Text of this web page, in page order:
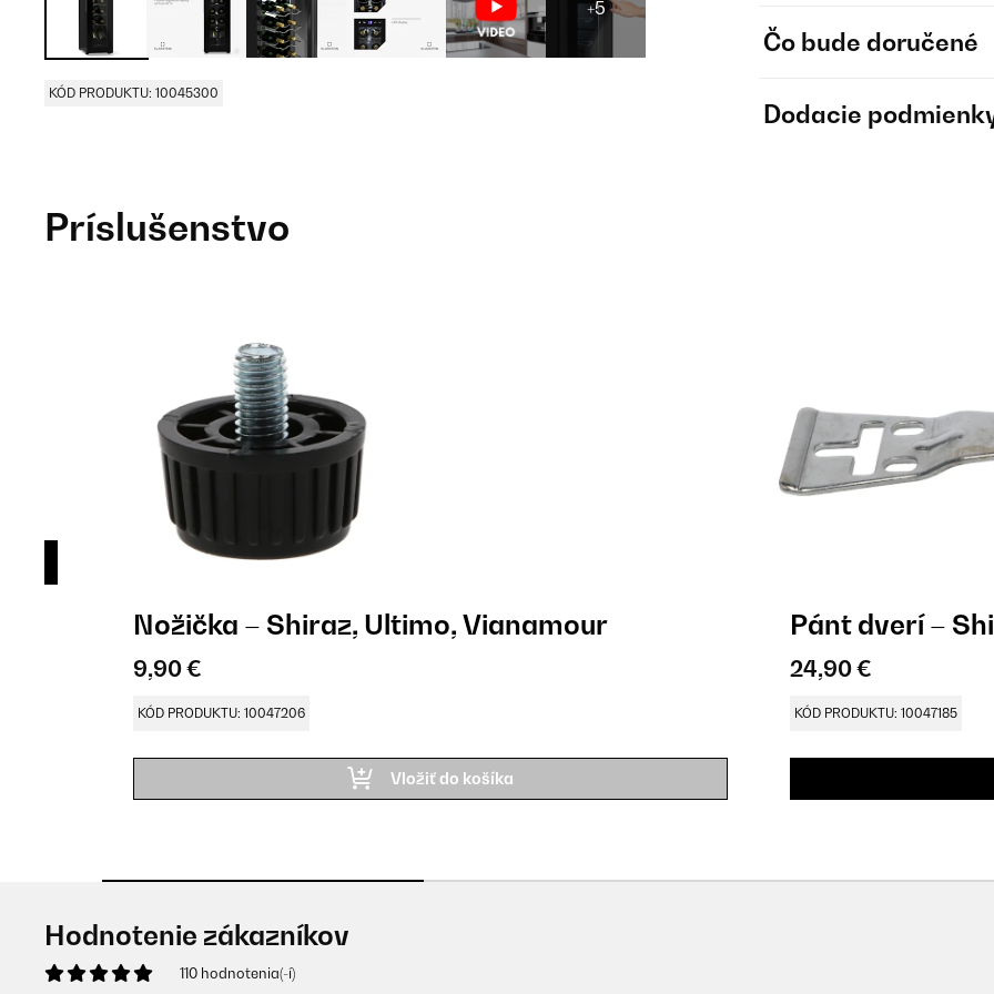
+5
KÓD PRODUKTU: 10045300
Čo bude doručené
Dodacie
Príslušenstvo
Nožička – Shiraz, Ultimo, Vianamour
9,90 €
KÓD PRODUKTU: 10047206
Vložiť do košíka
Pánt dverí –
24,90 €
KÓD PRODUKTU: 10047185
Hodnotenie zákazníkov
110 hodnotenia(-í)